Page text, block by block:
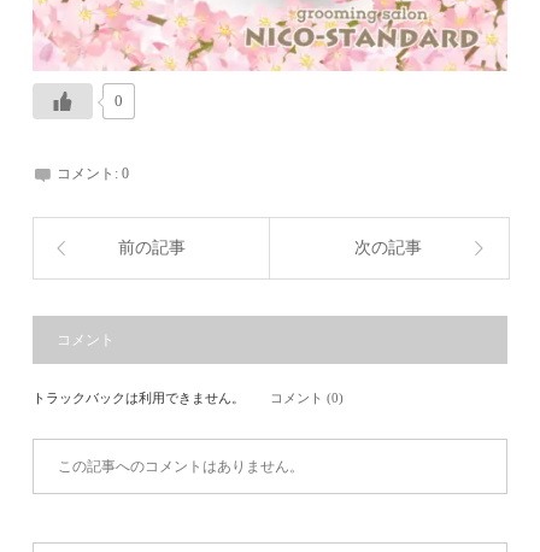
0
コメント:0
前の記事 次の記事
コメント
トラックバックは利用できません。 コメント (0)
この記事へのコメントはありません。